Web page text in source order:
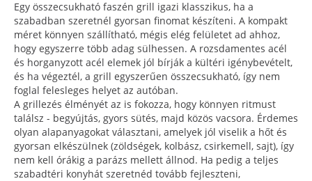
Egy összecsukható faszén grill igazi klasszikus, ha a
szabadban szeretnél gyorsan finomat készíteni. A kompakt
méret könnyen szállítható, mégis elég felületet ad ahhoz,
hogy egyszerre több adag sülhessen. A rozsdamentes acél
és horganyzott acél elemek jól bírják a kültéri igénybevételt,
és ha végeztél, a grill egyszerűen összecsukható, így nem
foglal felesleges helyet az autóban.
A grillezés élményét az is fokozza, hogy könnyen ritmust
találsz - begyújtás, gyors sütés, majd közös vacsora. Érdemes
olyan alapanyagokat választani, amelyek jól viselik a hőt és
gyorsan elkészülnek (zöldségek, kolbász, csirkemell, sajt), így
nem kell órákig a parázs mellett állnod. Ha pedig a teljes
szabadtéri konyhát szeretnéd tovább fejleszteni,